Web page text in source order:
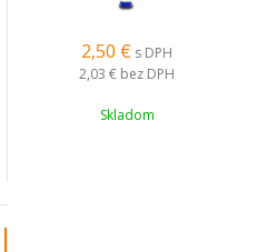
2,50 € s DPH
2,03 € bez DPH
Skladom